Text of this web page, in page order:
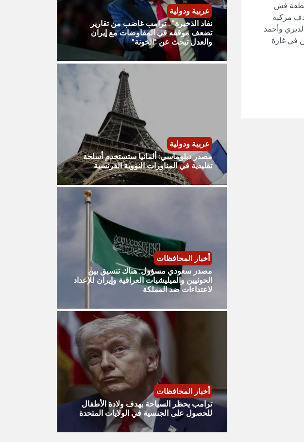
فش
مركبة
وأحمد
في غارة
عربية ودولية
نفاد الذخيرة".. ترامب غاضب من تقارير
تضعف موقفه في المفاوضات مع إيران
والعدل تبحث عن "الخونة"
عربية ودولية
مصدر دبلوماسي: ألمانيا ستستخدم أسلحة
تقليدية في المناورات النووية الفرنسية
أخبار المحافظات
مصدر سعودي مسؤول: هناك تنسيق بين
الحوثيين والميليشيات العراقية وإيران للإعداد
لاعتداءات ضد المملكة
أخبار المحافظات
ترامب يحظر السياحة بهدف ولادة الأطفال
للحصول على الجنسية في الولايات المتحدة